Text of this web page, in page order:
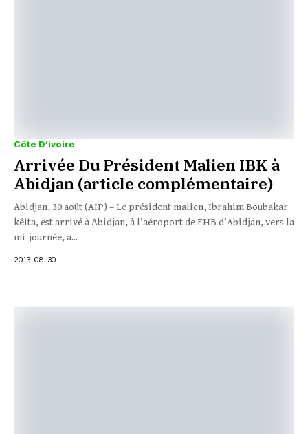
Côte D’ivoire
Arrivée Du Président Malien IBK à
Abidjan (article complémentaire)
Abidjan, 30 août (AIP) – Le président malien, Ibrahim Boubakar
kéita, est arrivé à Abidjan, à l’aéroport de FHB d’Abidjan, vers la
mi-journée, a...
2013-08-30